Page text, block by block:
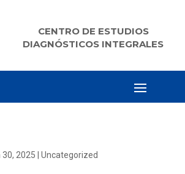
CENTRO DE ESTUDIOS
DIAGNÓSTICOS INTEGRALES
30, 2025 Uncategorized